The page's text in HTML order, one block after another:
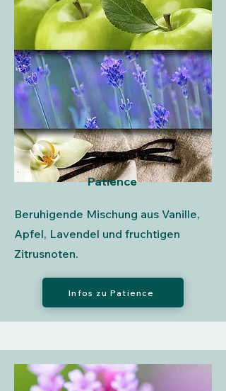
Patience
Beruhigende Mischung aus Vanille,
Apfel, Lavendel und fruchtigen
Zitrusnoten.
Infos zu Patience